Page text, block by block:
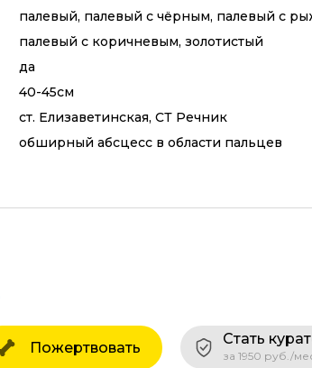
палевый, палевый с чёрным, палевый с
палевый с коричневым, золотистый
да
40-45см
ст. Елизаветинская, СТ Речник
обширный абсцесс в области пальцев
Пожертвовать
Стать
за 1950 руб./